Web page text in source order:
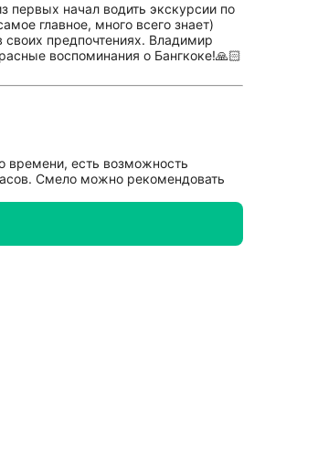
первых начал водить экскурсии по
главное, много всего знает)
предпочтениях. Владимир
воспоминания о Бангкоке!🙏🏻
времени, есть возможность
Смело можно рекомендовать